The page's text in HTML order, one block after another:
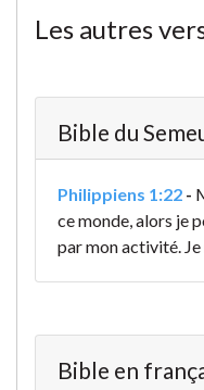
Les autres
Bible du
Philippiens 1:22 -
ce monde, alors je
par mon activité. Je
Bible en